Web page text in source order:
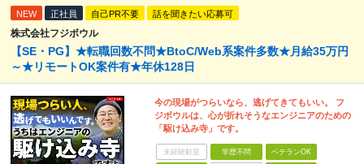
NEW 正社員 自己PR不要 話を聞きたい応募可
株式会社フジボウル
【SE・PG】★転職回数不問★BtoC/Web系案件多数★月給35万円
～★リモートOK案件有★年休128日
今の現場がつらいなら、逃げてきてもいい。 フ
ジボウルは、心が折れそうなエンジニアのための
「駆け込み寺」です。
未経験歓迎 学歴不問 ベテランOK